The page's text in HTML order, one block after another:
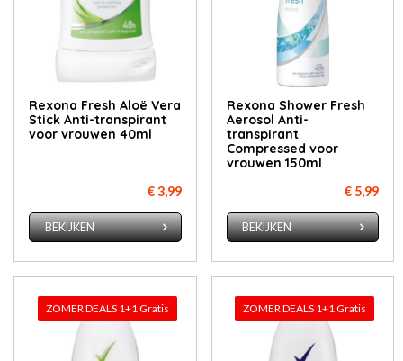
Rexona Fresh Aloë Vera
Stick Anti-transpirant
voor vrouwen 40ml
€ 3,99
BEKIJKEN
Rexona Shower Fresh
Aerosol Anti-
transpirant
Compressed voor
vrouwen 150ml
€ 5,99
BEKIJKEN
ZOMER DEALS 1+1 Gratis ZOMER DEALS 1+1 Gratis